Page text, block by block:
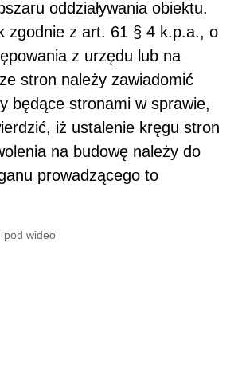
oddziaływania obiektu.
zgodnie z art. 61 § 4 k.p.a., o
z urzędu lub na
stron należy zawiadomić
będące stronami w sprawie,
iż ustalenie kręgu stron
na budowę należy do
prowadzącego to
pod wideo